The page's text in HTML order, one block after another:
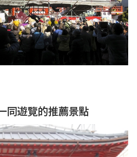
同遊覽的推薦景點